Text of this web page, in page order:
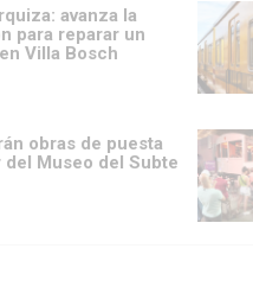
avanza la
para reparar un
Villa Bosch
obras de puesta
del Museo del Subte